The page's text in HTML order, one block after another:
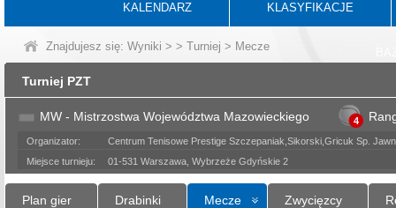
KALENDARZ KLASYFIKACJE
Znajdujesz się: Wyniki > > Turniej > Mecze
Turniej PZT
MW - Mistrzostwa Województwa Mazowieckiego 4
Organizator:
Centrum Tenisowe Prestige Szczepaniak,Sikorski,Gricuk Sp.
Miejsce turnieju:
01-531 Warszawa, Wybrzeże Gdyńskie 2
Plan gier Drabinki Mecze Zwycięzcy